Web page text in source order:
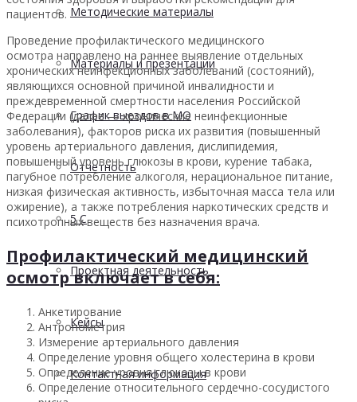
Методические материалы
Материалы и презентации
График выездов в МО
Отчетность
5 С
Проектная деятельность
Кейсы
Контактная информация
пациентов.
Проведение профилактического медицинского
осмотра направлено на раннее выявление отдельных
хронических неинфекционных заболеваний (состояний),
являющихся основной причиной инвалидности и
преждевременной смертности населения Российской
Федерации (далее — хронические неинфекционные
заболевания), факторов риска их развития (повышенный
уровень артериального давления, дислипидемия,
повышенный уровень глюкозы в крови, курение табака,
пагубное потребление алкоголя, нерациональное питание,
низкая физическая активность, избыточная масса тела или
ожирение), а также потребления наркотических средств и
психотропных веществ без назначения врача.
Профилактический медицинский
осмотр включает в себя:
Анкетирование
Антропометрия
Измерение артериального давления
Определение уровня общего холестерина в крови
Определение уровня глюкозы в крови
Определение относительного сердечно-сосудистого